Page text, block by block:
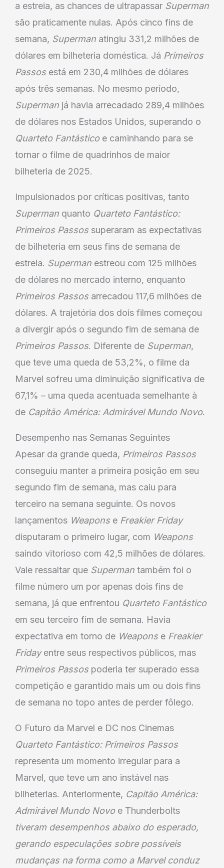
a estreia, as chances de ultrapassar Superman
são praticamente nulas. Após cinco fins de
semana, Superman atingiu 331,2 milhões de
dólares em bilheteria doméstica. Já Primeiros
Passos está em 230,4 milhões de dólares
após três semanas. No mesmo período,
Superman já havia arrecadado 289,4 milhões
de dólares nos Estados Unidos, superando o
Quarteto Fantásticoe caminhando para se
tornar o filme de quadrinhos de maior
bilheteria de 2025.
Impulsionados por críticas positivas, tanto
Superman quanto Quarteto Fantástico:
Primeiros Passos superaram as expectativas
de bilheteria em seus fins de semana de
estreia. Superman estreou com 125 milhões
de dólares no mercado interno, enquanto
Primeiros Passos arrecadou 117,6 milhões de
dólares. A trajetória dos dois filmes começou
a divergir após o segundo fim de semana de
Primeiros Passos. Diferente de Superman,
que teve uma queda de 53,2%, o filme da
Marvel sofreu uma diminuição significativa de
67,1% – uma queda acentuada semelhante à
de Capitão América: Admirável Mundo Novo.
Desempenho nas Semanas Seguintes
Apesar da grande queda, Primeiros Passos
conseguiu manter a primeira posição em seu
segundo fim de semana, mas caiu para
terceiro na semana seguinte. Os novos
lançamentos Weapons e Freakier Friday
disputaram o primeiro lugar, com Weapons
saindo vitorioso com 42,5 milhões de dólares.
Vale ressaltar que Superman também foi o
filme número um por apenas dois fins de
semana, já que enfrentou Quarteto Fantástico
em seu terceiro fim de semana. Havia
expectativa em torno de Weapons e Freakier
Fridayentre seus respectivos públicos, mas
Primeiros Passos poderia ter superado essa
competição e garantido mais um ou dois fins
de semana no topo antes de perder fôlego.
O Futuro da Marvel e DC nos Cinemas
Quarteto Fantástico: Primeiros Passos
representa um momento irregular para a
Marvel, que teve um ano instável nas
bilheterias. Anteriormente, Capitão América:
Admirável Mundo Novoe Thunderbolts
tiveram desempenhos abaixo do esperado,
gerando especulações sobre possíveis
mudanças na forma como a Marvel conduz